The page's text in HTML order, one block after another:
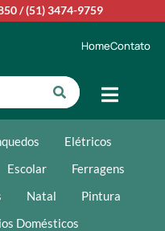
/(51) 3474-9759
HomeContato
Elétricos
Escolar
Ferragens
Natal
Pintura
Domésticos